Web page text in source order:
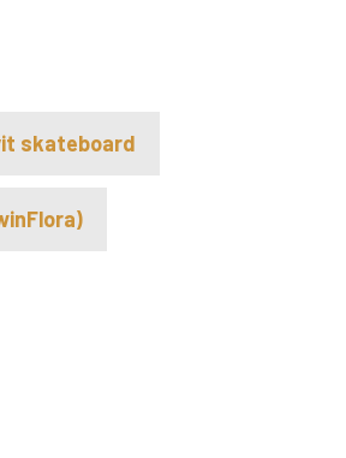
skateboard